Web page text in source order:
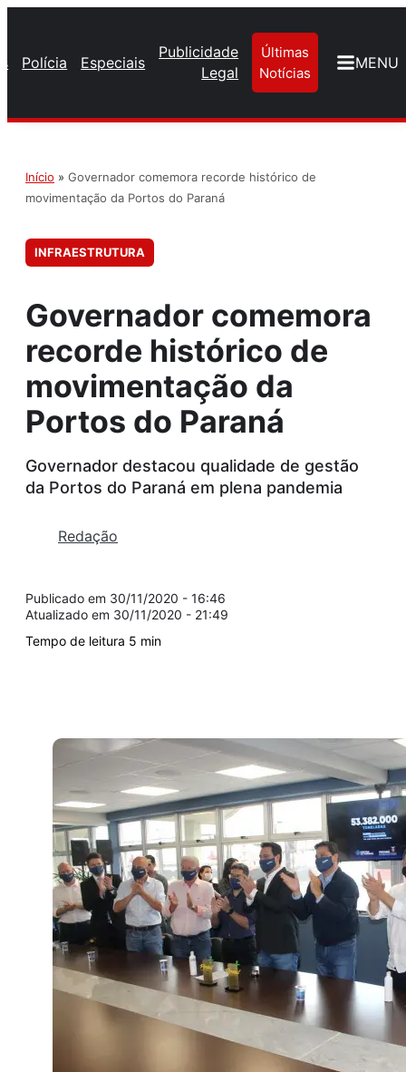
Polícia Especiais
Publicidade
Legal
Últimas
Notícias
MENU
Início » Governador comemora recorde histórico de
movimentação da Portos do Paraná
INFRAESTRUTURA
Governador comemora
recorde histórico de
movimentação da
Portos do Paraná
Governador destacou qualidade de gestão
da Portos do Paraná em plena pandemia
Redação
30/11/2020 - 16:46
30/11/2020 - 21:49